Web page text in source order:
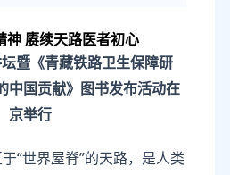
神 赓续天路医者初心
暨《青藏铁路卫生保障研
中国贡献》图书发布活动在
京举行
“世界屋脊”的天路，是人类